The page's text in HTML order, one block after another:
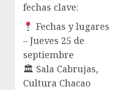
fechas clave:
Fechas y lugares
– Jueves 25 de
septiembre
🏛 Sala Cabrujas,
Cultura Chacao